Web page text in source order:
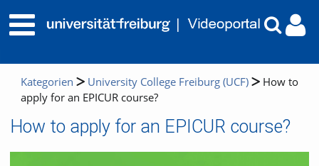
Kategorien University College Freiburg (UCF)
How to
apply for an EPICUR course?
How to apply for an EPICUR course?